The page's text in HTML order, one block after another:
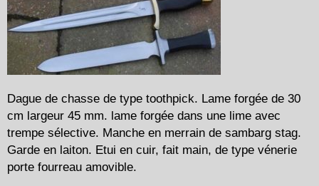
Dague de chasse de type toothpick. Lame forgée de 30
cm largeur 45 mm. lame forgée dans une lime avec
trempe sélective. Manche en merrain de sambarg stag.
Garde en laiton. Etui en cuir, fait main, de type vénerie
porte fourreau amovible.